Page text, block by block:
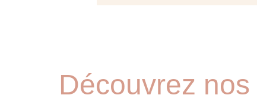
Découvrez nos